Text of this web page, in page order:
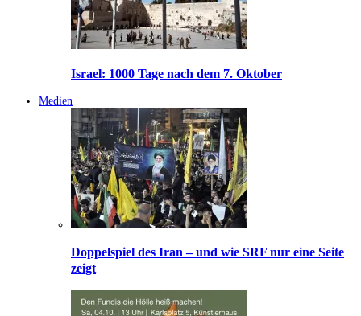
Israel: 1000 Tage nach dem 7. Oktober
Medien
Doppelspiel des Iran – und wie SRF nur eine Seite
zeigt